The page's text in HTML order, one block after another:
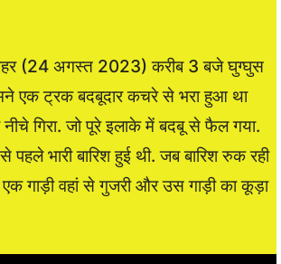
(24 अगस्त 2023) करीब 3 बजे घुग्घुस
एक ट्रक बदबूदार कचरे से भरा हुआ था
गिरा. जो पूरे इलाके में बदबू से फैल गया.
भारी बारिश हुई थी. जब बारिश रुक रही
गाड़ी वहां से गुजरी और उस गाड़ी का कूड़ा